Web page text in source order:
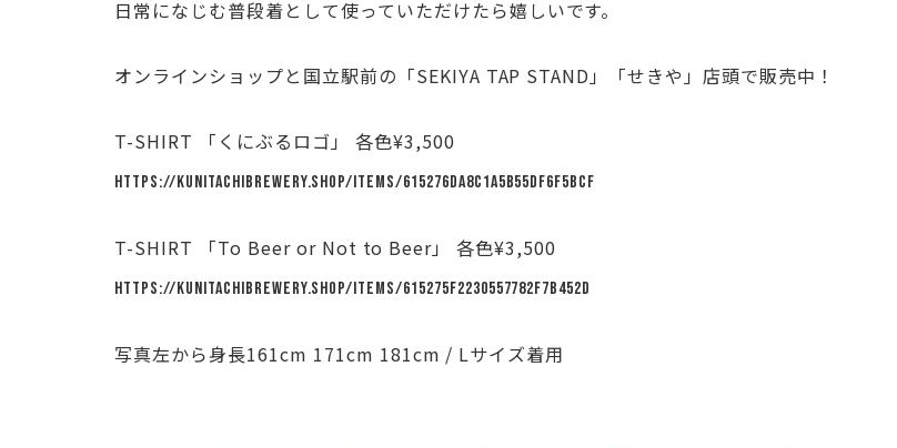
日常になじむ普段着として使っていただけたら嬉しいです。
オンラインショップと国立駅前の「SEKIYA TAP STAND」「せきや」店頭で販売中！
T-SHIRT 「くにぶるロゴ」 各色¥3,500
https://kunitachibrewery.shop/items/615276da8c1a5b55df6f5bcf
T-SHIRT 「To Beer or Not to Beer」 各色¥3,500
https://kunitachibrewery.shop/items/615275f2230557782f7b452d
写真左から身長161cm 171cm 181cm / Lサイズ着用